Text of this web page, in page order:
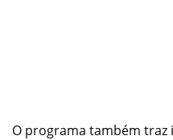
O programa também traz